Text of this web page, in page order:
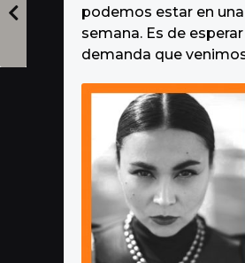
podemos estar en
semana. Es de
demanda que